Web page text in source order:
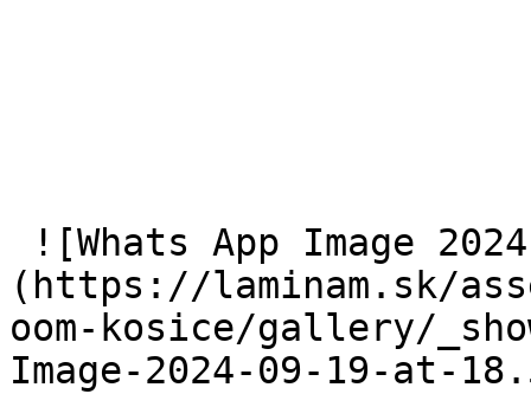
(https://laminam.sk/
oom-kosice/gallery/
Image-2024-09-19-at-